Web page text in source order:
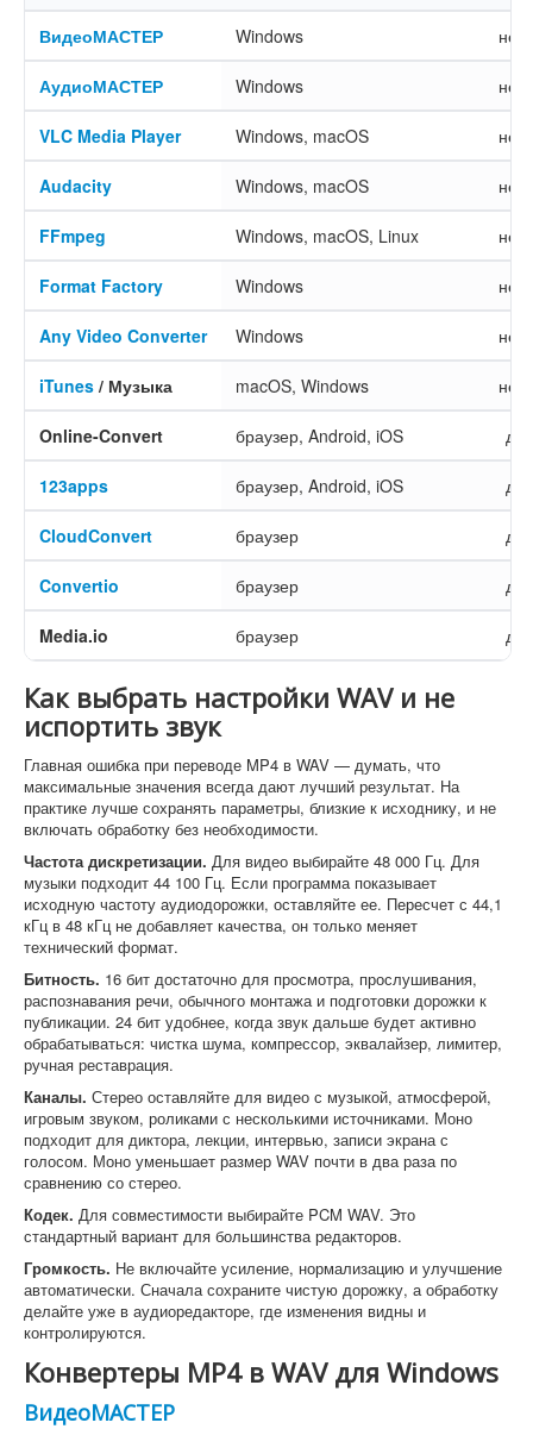
ВидеоМАСТЕР Windows нет
АудиоМАСТЕР Windows нет
VLC Media Player Windows, macOS нет
Audacity Windows, macOS нет
FFmpeg Windows, macOS, Linux нет
Format Factory Windows нет
Any Video Converter Windows нет
iTunes / Музыка macOS, Windows нет
Online-Convert браузер, Android, iOS да
123apps браузер, Android, iOS да
CloudConvert браузер да
Convertio браузер да
Media.io браузер да
Как выбрать настройки WAV и не
испортить звук
Главная ошибка при переводе MP4 в WAV — думать, что
максимальные значения всегда дают лучший результат. На
практике лучше сохранять параметры, близкие к исходнику, и не
включать обработку без необходимости.
Частота дискретизации. Для видео выбирайте 48 000 Гц. Для
музыки подходит 44 100 Гц. Если программа показывает
исходную частоту аудиодорожки, оставляйте ее. Пересчет с 44,1
кГц в 48 кГц не добавляет качества, он только меняет
технический формат.
Битность. 16 бит достаточно для просмотра, прослушивания,
распознавания речи, обычного монтажа и подготовки дорожки к
публикации. 24 бит удобнее, когда звук дальше будет активно
обрабатываться: чистка шума, компрессор, эквалайзер, лимитер,
ручная реставрация.
Каналы. Стерео оставляйте для видео с музыкой, атмосферой,
игровым звуком, роликами с несколькими источниками. Моно
подходит для диктора, лекции, интервью, записи экрана с
голосом. Моно уменьшает размер WAV почти в два раза по
сравнению со стерео.
Кодек. Для совместимости выбирайте PCM WAV. Это
стандартный вариант для большинства редакторов.
Громкость. Не включайте усиление, нормализацию и улучшение
автоматически. Сначала сохраните чистую дорожку, а обработку
делайте уже в аудиоредакторе, где изменения видны и
контролируются.
Конвертеры MP4 в WAV для Windows
ВидеоМАСТЕР